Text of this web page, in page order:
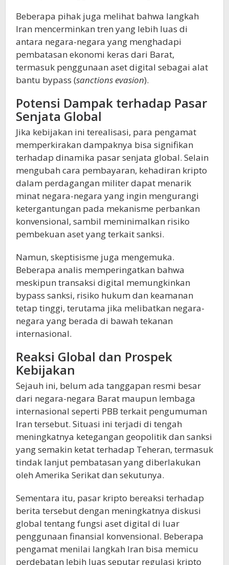
Beberapa pihak juga melihat bahwa langkah
Iran mencerminkan tren yang lebih luas di
antara negara-negara yang menghadapi
pembatasan ekonomi keras dari Barat,
termasuk penggunaan aset digital sebagai alat
bantu bypass (sanctions evasion).
Potensi Dampak terhadap Pasar
Senjata Global
Jika kebijakan ini terealisasi, para pengamat
memperkirakan dampaknya bisa signifikan
terhadap dinamika pasar senjata global. Selain
mengubah cara pembayaran, kehadiran kripto
dalam perdagangan militer dapat menarik
minat negara-negara yang ingin mengurangi
ketergantungan pada mekanisme perbankan
konvensional, sambil meminimalkan risiko
pembekuan aset yang terkait sanksi.
Namun, skeptisisme juga mengemuka.
Beberapa analis memperingatkan bahwa
meskipun transaksi digital memungkinkan
bypass sanksi, risiko hukum dan keamanan
tetap tinggi, terutama jika melibatkan negara-
negara yang berada di bawah tekanan
internasional.
Reaksi Global dan Prospek
Kebijakan
Sejauh ini, belum ada tanggapan resmi besar
dari negara-negara Barat maupun lembaga
internasional seperti PBB terkait pengumuman
Iran tersebut. Situasi ini terjadi di tengah
meningkatnya ketegangan geopolitik dan sanksi
yang semakin ketat terhadap Teheran, termasuk
tindak lanjut pembatasan yang diberlakukan
oleh Amerika Serikat dan sekutunya.
Sementara itu, pasar kripto bereaksi terhadap
berita tersebut dengan meningkatnya diskusi
global tentang fungsi aset digital di luar
penggunaan finansial konvensional. Beberapa
pengamat menilai langkah Iran bisa memicu
perdebatan lebih luas seputar regulasi kripto